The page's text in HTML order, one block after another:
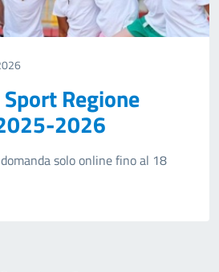
Regione
2026
solo online fino al 18